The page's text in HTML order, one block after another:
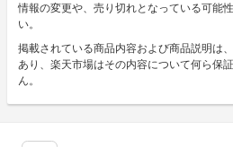
情報の変更や、売り切れとなっている可能
い。
掲載されている商品内容および商品説明は
あり、楽天市場はその内容について何ら保
ん。